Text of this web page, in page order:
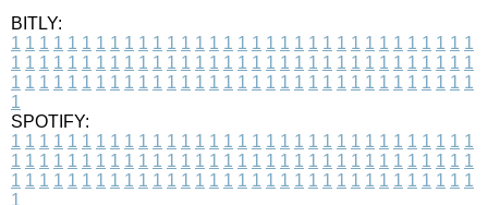
BITLY:
1 1 1 1 1 1 1 1 1 1 1 1 1 1 1 1 1 1 1 1 1 1 1 1 1 1 1 1 1 1 1 1 1
1 1 1 1 1 1 1 1 1 1 1 1 1 1 1 1 1 1 1 1 1 1 1 1 1 1 1 1 1 1 1 1 1
1 1 1 1 1 1 1 1 1 1 1 1 1 1 1 1 1 1 1 1 1 1 1 1 1 1 1 1 1 1 1 1 1
1
SPOTIFY:
1 1 1 1 1 1 1 1 1 1 1 1 1 1 1 1 1 1 1 1 1 1 1 1 1 1 1 1 1 1 1 1 1
1 1 1 1 1 1 1 1 1 1 1 1 1 1 1 1 1 1 1 1 1 1 1 1 1 1 1 1 1 1 1 1 1
1 1 1 1 1 1 1 1 1 1 1 1 1 1 1 1 1 1 1 1 1 1 1 1 1 1 1 1 1 1 1 1 1
1